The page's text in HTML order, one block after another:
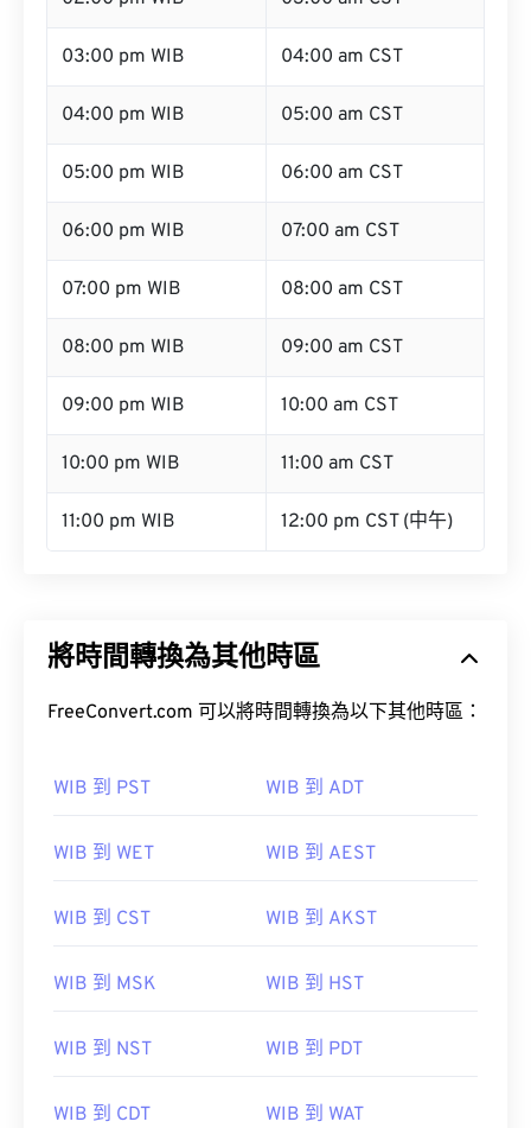
03:00 pm WIB 04:00 am CST
04:00 pm WIB 05:00 am CST
05:00 pm WIB 06:00 am CST
06:00 pm WIB 07:00 am CST
07:00 pm WIB 08:00 am CST
08:00 pm WIB 09:00 am CST
09:00 pm WIB 10:00 am CST
10:00 pm WIB 11:00 am CST
11:00 pm WIB 12:00 pm CST (中午)
將時間轉換為其他時區
FreeConvert.com 可以將時間轉換為以下其他時區：
WIB 到 PST WIB 到 ADT
WIB 到 WET WIB 到 AEST
WIB 到 CST WIB 到 AKST
WIB 到 MSK WIB 到 HST
WIB 到 NST WIB 到 PDT
WIB 到 CDT WIB 到 WAT